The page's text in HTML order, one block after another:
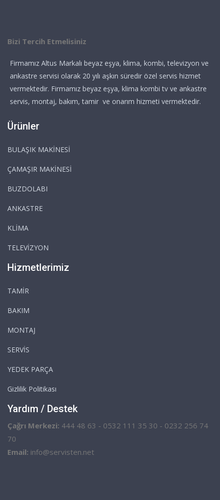
Bizi Tercih Etmelisiniz
Firmamız Altus Markalı beyaz eşya, klima, kombi, televizyon ve
ankastre servisi olarak 20 yılı aşkın süredir özel servis hizmet
vermektedir. Firmamız beyaz eşya, klima kombi tv ve ankastre
servis, montaj, bakım, tamir ve onarım hizmeti vermektedir.
Ürünler
BULAŞIK MAKİNESİ
ÇAMAŞIR MAKİNESİ
BUZDOLABI
ANKASTRE
KLİMA
TELEVİZYON
Hizmetlerimiz
TAMİR
BAKIM
MONTAJ
SERVİS
YEDEK PARÇA
Gizlilik Politikası
Yardım / Destek
Çağrı Merkezi: 444 48 63 - 0532 111 35 30 - 0232 256 74
70
Email: info@servisten.net